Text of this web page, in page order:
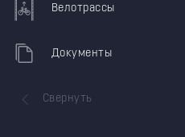
Велотрассы
Документы
Свернуть